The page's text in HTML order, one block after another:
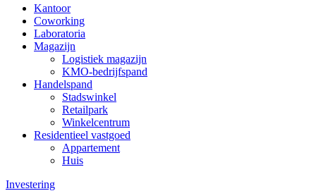
Kantoor
Coworking
Laboratoria
Magazijn
Logistiek magazijn
KMO-bedrijfspand
Handelspand
Stadswinkel
Retailpark
Winkelcentrum
Residentieel vastgoed
Appartement
Huis
Investering